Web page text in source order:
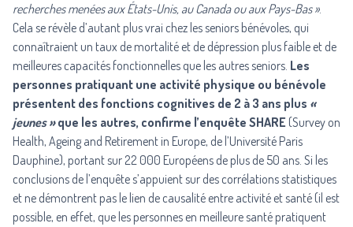
recherches menées aux États-Unis, au Canada ou aux Pays-Bas ».
Cela se révèle d’autant plus vrai chez les seniors bénévoles, qui
connaîtraient un taux de mortalité et de dépression plus faible et de
meilleures capacités fonctionnelles que les autres seniors. Les
personnes pratiquant une activité physique ou bénévole
présentent des fonctions cognitives de 2 à 3 ans plus «
jeunes »que les autres, confirme l’enquête SHARE (Survey on
Health, Ageing and Retirement in Europe, de l’Université Paris
Dauphine), portant sur 22 000 Européens de plus de 50 ans. Si les
conclusions de l’enquête s’appuient sur des corrélations statistiques
et ne démontrent pas le lien de causalité entre activité et santé (il est
possible, en effet, que les personnes en meilleure santé pratiquent